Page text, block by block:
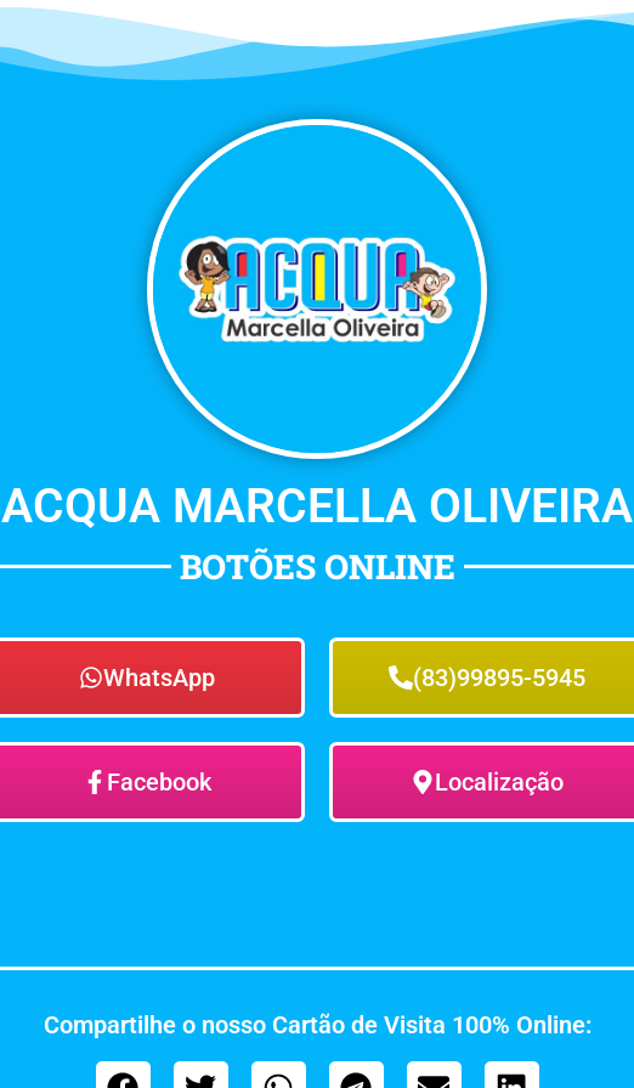
ACQUA MARCELLA OLIVEIRA
BOTÕES ONLINE
WhatsApp (83)99895-5945
Facebook Localização
Compartilhe o nosso Cartão de Visita 100% Online: